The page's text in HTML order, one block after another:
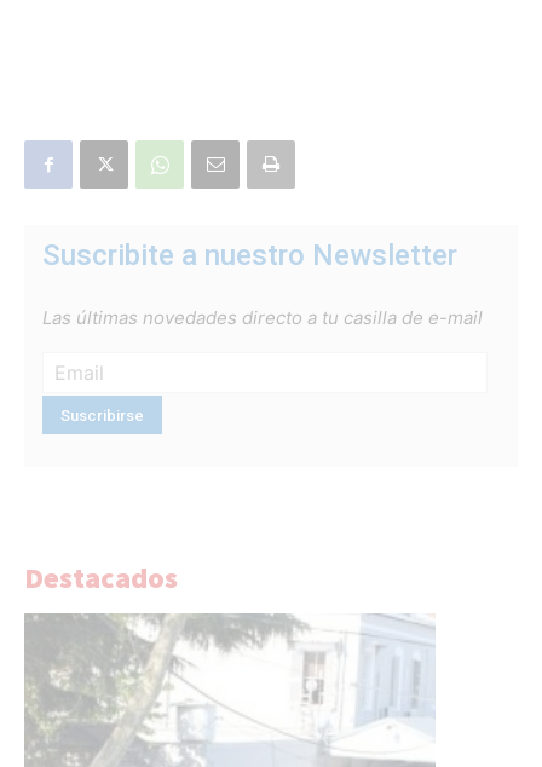
Suscribite a nuestro Newsletter
Las últimas novedades directo a tu casilla de e-mail
Destacados